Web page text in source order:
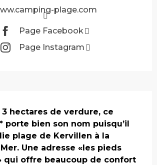
plage.com
Page Facebook
Page Instagram
hectares de verdure, ce
porte bien son nom puisqu’il
plage de Kervillen à la
Une adresse «les pieds
qui offre beaucoup de confort